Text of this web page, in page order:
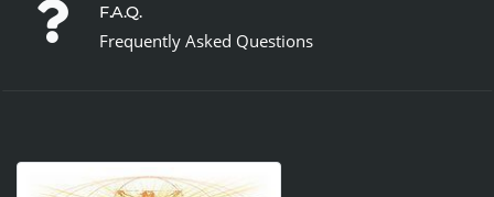
F.A.Q.
Frequently Asked Questions